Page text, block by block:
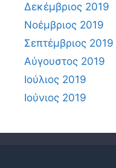
Δεκέμβριος 2019
Νοέμβριος 2019
Σεπτέμβριος 2019
Αύγουστος 2019
Ιούλιος 2019
Ιούνιος 2019